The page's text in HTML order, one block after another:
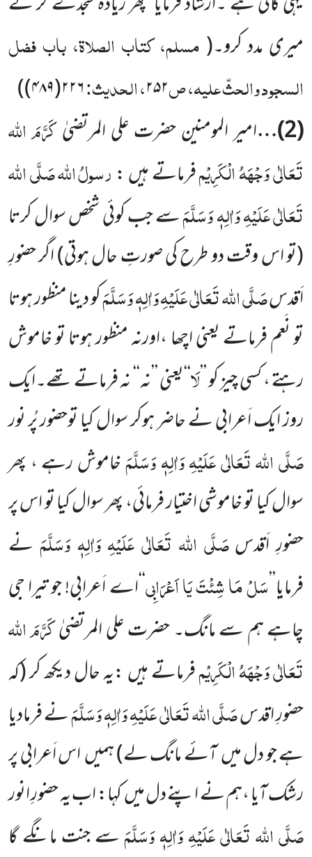
میری مدد کرو۔( مسلم، کتاب الصلاۃ، باب فضل
السجود والحثّ علیہ، ص۲۵۲، الحدیث:۲۲۶(۴۸۹)
)
(2)
…امیر المومنین حضرت علی المرتضیٰکَرَّمَ اللہ
تَعَالٰی وَجْہَہُ الْکَرِیْمفرماتے ہیں :رسولُاللہصَلَّی اللہ
تَعَالٰی عَلَیْہِ وَاٰلِہٖ وَسَلَّمَسے جب کوئی شخص سوال کرتا
(تو اس وقت دو طرح کی صورتِ حال ہوتی) اگر حضورِ
اَقدسصَلَّی اللہ تَعَالٰی عَلَیْہِ وَاٰلِہٖ وَسَلَّمَکو دینا منظور ہوتا
تو نَعم فرماتے یعنی اچھا ،اورنہ منظور ہوتا تو خاموش
رہتے ، کسی چیز کو ’’لَا‘‘یعنی ’’نہ‘‘ نہ فرماتے تھے۔ایک
روز ایک اَعرابی نے حاضر ہوکر سوال کیا توحضور پُر نور
صَلَّی اللہ تَعَالٰی عَلَیْہِ وَاٰلِہٖ وَسَلَّمَخاموش رہے ، پھر
سوال کیا تو خاموشی اختیار فرمائی، پھر سوال کیا تو اس پر
حضورِ اَقدسصَلَّی اللہ تَعَالٰی عَلَیْہِ وَاٰلِہٖ وَسَلَّمَ نے
فرمایا’’سَلْ مَا شِئْتَ یَا اَعْرَابِی‘‘اے اَعرابی! جو تیرا جی
چاہے ہم سے مانگ۔ حضرت علی المرتضیٰکَرَّمَ اللہ
تَعَالٰی وَجْہَہُ الْکَرِیْمفرماتے ہیں :یہ حال دیکھ کر (کہ
حضورِ اقدسصَلَّی اللہ تَعَالٰی عَلَیْہِ وَاٰلِہٖ وَسَلَّمَنے فرمادیا
ہے جو دل میں آئے مانگ لے) ہمیں اس اَعرابی پر
رشک آیا ،ہم نے اپنے دل میں کہا: اب یہ حضورِ انور
صَلَّی اللہ تَعَالٰی عَلَیْہِ وَاٰلِہٖ وَسَلَّمَسے جنت مانگے گا